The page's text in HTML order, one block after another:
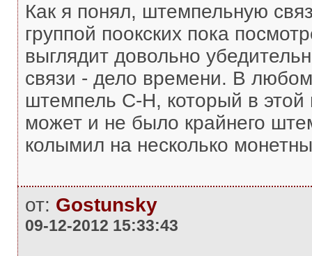
Как я понял, штемпельную
группой поокских пока
выглядит довольно
связи - дело времени. В
штемпель С-Н, который в
может и не было крайнего
колымил на несколько
от: Gostunsky
09-12-2012 15:33:43